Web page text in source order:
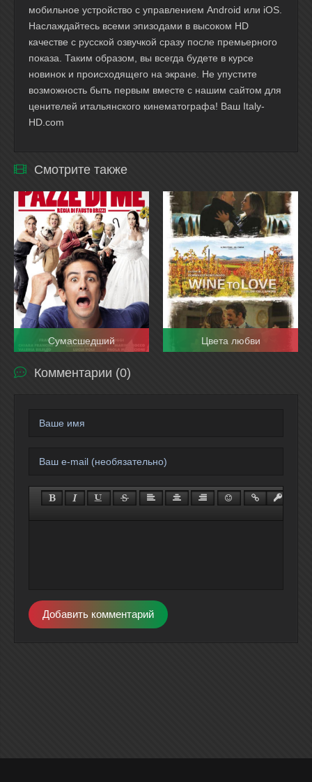
мобильное устройство с управлением Android или iOS.
Наслаждайтесь всеми эпизодами в высоком HD
качестве с русской озвучкой сразу после премьерного
показа. Таким образом, вы всегда будете в курсе
новинок и происходящего на экране. Не упустите
возможность быть первым вместе с нашим сайтом для
ценителей итальянского кинематографа! Ваш Italy-
HD.com
Смотрите также
Сумасшедший Цвета любви
Комментарии (0)
Добавить комментарий